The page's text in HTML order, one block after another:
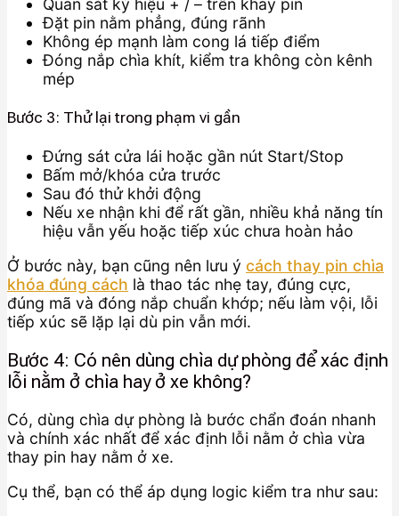
Đặt pin nằm phẳng, đúng rãnh
Không ép mạnh làm cong lá tiếp điểm
Đóng nắp chìa khít, kiểm tra không còn kênh
mép
Bước 3: Thử lại trong phạm vi gần
Đứng sát cửa lái hoặc gần nút Start/Stop
Bấm mở/khóa cửa trước
Sau đó thử khởi động
Nếu xe nhận khi để rất gần, nhiều khả năng tín
hiệu vẫn yếu hoặc tiếp xúc chưa hoàn hảo
Ở bước này, bạn cũng nên lưu ý cách thay pin chìa
khóa đúng cách là thao tác nhẹ tay, đúng cực,
đúng mã và đóng nắp chuẩn khớp; nếu làm vội, lỗi
tiếp xúc sẽ lặp lại dù pin vẫn mới.
Bước 4: Có nên dùng chìa dự phòng để xác định
lỗi nằm ở chìa hay ở xe không?
Có, dùng chìa dự phòng là bước chẩn đoán nhanh
và chính xác nhất để xác định lỗi nằm ở chìa vừa
thay pin hay nằm ở xe.
Cụ thể, bạn có thể áp dụng logic kiểm tra như sau: